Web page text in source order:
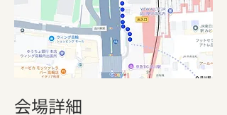
会場詳細